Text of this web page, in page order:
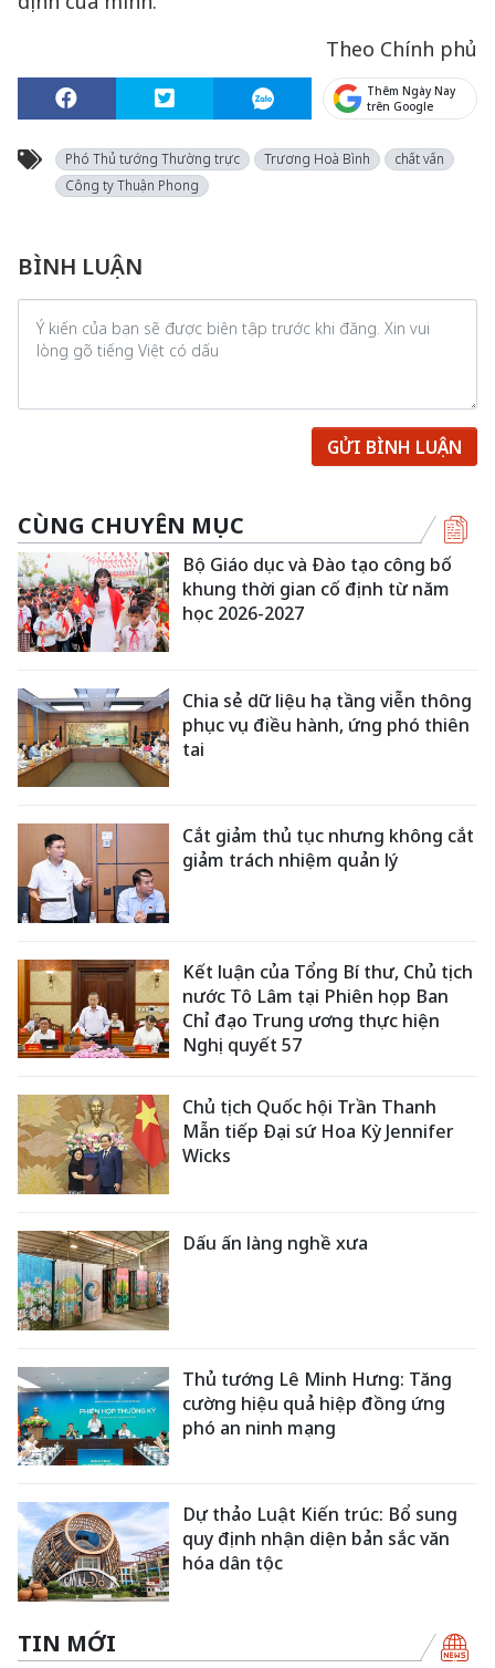
Theo Chính phủ
Thêm Ngày Nay
trên Google
Phó Thủ tướng Thường trực Trương Hoà Bình
chất vấn
Công ty Thuận Phong
BÌNH LUẬN
GỬI BÌNH LUẬN
CÙNG CHUYÊN MỤC
Bộ Giáo dục và Đào tạo công bố
khung thời gian cố định từ năm
học 2026-2027
Chia sẻ dữ liệu hạ tầng viễn thông
phục vụ điều hành, ứng phó thiên
tai
Cắt giảm thủ tục nhưng không cắt
giảm trách nhiệm quản lý
Kết luận của Tổng Bí thư, Chủ tịch
nước Tô Lâm tại Phiên họp Ban
Chỉ đạo Trung ương thực hiện
Nghị quyết 57
Chủ tịch Quốc hội Trần Thanh
Mẫn tiếp Đại sứ Hoa Kỳ Jennifer
Wicks
Dấu ấn làng nghề xưa
Thủ tướng Lê Minh Hưng: Tăng
cường hiệu quả hiệp đồng ứng
phó an ninh mạng
Dự thảo Luật Kiến trúc: Bổ sung
quy định nhận diện bản sắc văn
hóa dân tộc
TIN MỚI